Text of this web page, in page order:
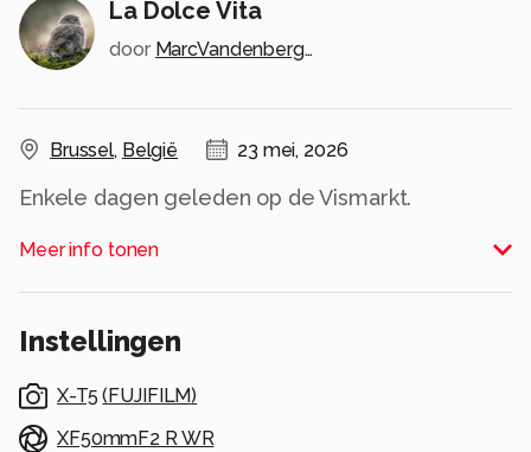
La Dolce Vita
door MarcVandenberghe
Brussel, België 23 mei, 2026
Enkele dagen geleden op de Vismarkt.
Alle rechten voorbehouden
Meer info tonen
Instellingen
X-T5 (FUJIFILM)
XF50mmF2 R WR